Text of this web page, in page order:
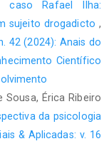
caso Rafael Ilha:
sujeito drogadicto ,
42 (2024): Anais do
Científico
Sousa, Érica Ribeiro
da psicologia
& Aplicadas: v. 16